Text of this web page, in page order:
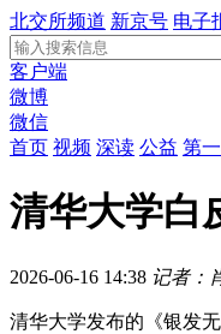
北交所频道 新京号 电子
客户端
微博
微信
首页 视频 深读 公益 第
清华大学白
2026-06-16 14:38 记者：
清华大学发布的《银发